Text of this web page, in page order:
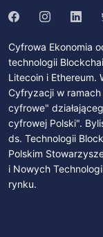
Cyfrowa Ekonomia
technologii
Litecoin i Ethereum.
Cyfryzacji w
cyfrowe"
cyfrowej Polski".
ds. Technologii
Polskim
i Nowych
rynku.